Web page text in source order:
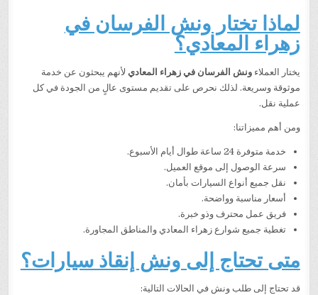
لماذا تختار ونش الفرسان في
زهراء المعادي؟
يختار العملاءونش الفرسان في زهراء المعادي لأنهم يبحثون عن خدمة
موثوقة وسريعة. لذلك نحرص على تقديم مستوى عالٍ من الجودة في كل
عملية نقل.
ومن أهم مميزاتنا:
خدمة متوفرة 24 ساعة طوال أيام الأسبوع.
سرعة الوصول إلى موقع العميل.
نقل جميع أنواع السيارات بأمان.
أسعار مناسبة وواضحة.
فريق عمل محترف وذو خبرة.
تغطية جميع شوارع زهراء المعادي والمناطق المجاورة.
متى تحتاج إلى ونش إنقاذ سيارات؟
قد تحتاج إلى طلب ونش في الحالات التالية: